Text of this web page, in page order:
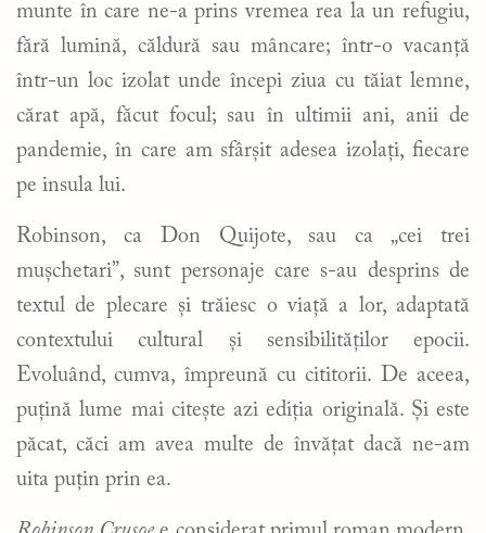
munte în care ne-a prins vremea rea la un refugiu,
fără lumină, căldură sau mâncare; într-o vacanță
într-un loc izolat unde începi ziua cu tăiat lemne,
cărat apă, făcut focul; sau în ultimii ani, anii de
pandemie, în care am sfârșit adesea izolați, fiecare
pe insula lui.
Robinson, ca Don Quijote, sau ca „cei trei
mușchetari”, sunt personaje care s-au desprins de
textul de plecare și trăiesc o viață a lor, adaptată
contextului cultural și sensibilităților epocii.
Evoluând, cumva, împreună cu cititorii. De aceea,
puțină lume mai citește azi ediția originală. Și este
păcat, căci am avea multe de învățat dacă ne-am
uita puțin prin ea.